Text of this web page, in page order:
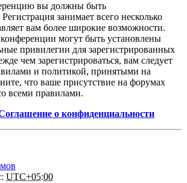
вы должны быть
занимает всего несколько
вам более широкие возможности.
могут быть установлены
привилегии для зарегистрированных
чем зарегистрироваться, вам следует
и политикой, принятыми на
что ваше присутствие на форумах
всеми правилами.
о конфиденциальности
UTC+05:00